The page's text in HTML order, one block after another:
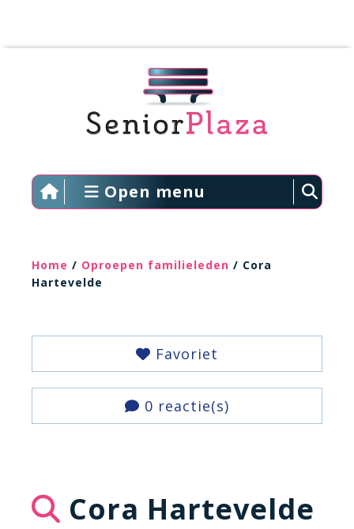
Open menu
Home / Oproepen familieleden / Cora
Hartevelde
Favoriet
0 reactie(s)
Cora Hartevelde